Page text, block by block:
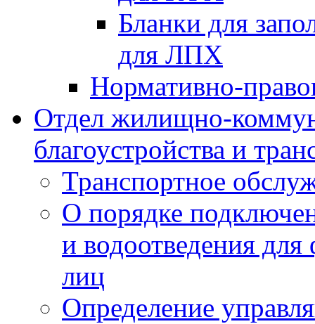
Бланки для
для ЛПХ
Нормативно-
Отдел жилищно-
благоустройства и
Транспортное
О порядке
и водоотведения
лиц
Определение